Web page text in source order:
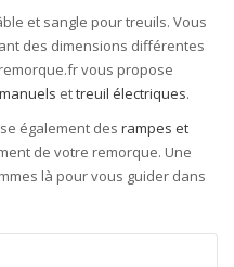
et sangle pour treuils. Vous
des dimensions différentes
vous propose
ettreuil électriques.
également des rampes et
de votre remorque. Une
là pour vous guider dans